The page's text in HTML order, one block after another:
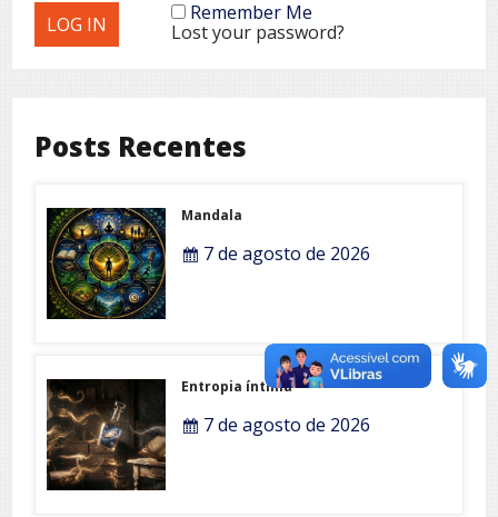
Remember Me
Lost your password?
Posts Recentes
Mandala
7 de agosto de 2026
Entropia íntima
7 de agosto de 2026